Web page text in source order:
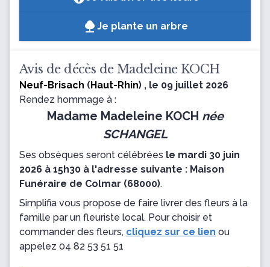
Je plante un arbre
Avis de décès de Madeleine KOCH
Neuf-Brisach (Haut-Rhin) , le 09 juillet 2026
Rendez hommage à :
Madame Madeleine KOCH née
SCHANGEL
Ses obsèques seront célébrées le mardi 30 juin
2026 à 15h30 à l'adresse suivante : Maison
Funéraire de Colmar (68000).
Simplifia vous propose de faire livrer des fleurs à la
famille par un fleuriste local. Pour choisir et
commander des fleurs, cliquez sur ce lien ou
appelez 04 82 53 51 51